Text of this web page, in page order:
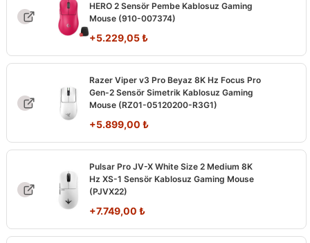
HERO 2 Sensör Pembe Kablosuz Gaming
Mouse (910-007374)
+5.229,05₺
Razer Viper v3 Pro Beyaz 8K Hz Focus Pro
Gen-2 Sensör Simetrik Kablosuz Gaming
Mouse (RZ01-05120200-R3G1)
+5.899,00 ₺
Pulsar Pro JV-X White Size 2 Medium 8K
Hz XS-1 Sensör Kablosuz Gaming Mouse
(PJVX22)
+7.749,00 ₺